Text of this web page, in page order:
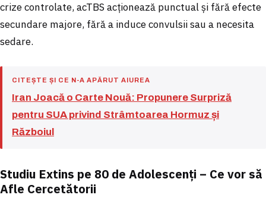
crize controlate, acTBS acționează punctual și fără efecte
secundare majore, fără a induce convulsii sau a necesita
sedare.
CITEȘTE ȘI CE N-A APĂRUT AIUREA
Iran Joacă o Carte Nouă: Propunere Surpriză
pentru SUA privind Strâmtoarea Hormuz și
Războiul
Studiu Extins pe 80 de Adolescenți – Ce vor să
Afle Cercetătorii